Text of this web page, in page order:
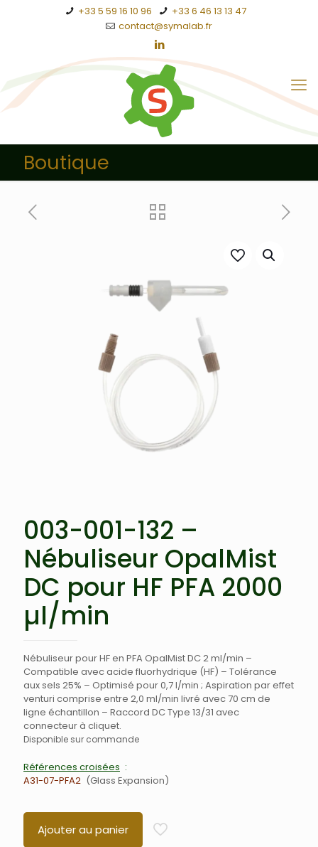
+33 5 59 16 10 96
+33 6 46 13 13 47
contact@symalab.fr
Boutique
003-001-132 –
Nébuliseur OpalMist
DC pour HF PFA 2000
µl/min
Nébuliseur pour HF en PFA OpalMist DC 2 ml/min –
Compatible avec acide fluorhydrique (HF) – Tolérance
aux sels 25% – Optimisé pour 0,7 l/min ; Aspiration par effet
venturi comprise entre 2,0 ml/min livré avec 70 cm de
ligne échantillon – Raccord DC Type 13/31 avec
connecteur à cliquet.
Disponible sur commande
Références croisées
A31-07-PFA2
Glass Expansion
Ajouter au panier